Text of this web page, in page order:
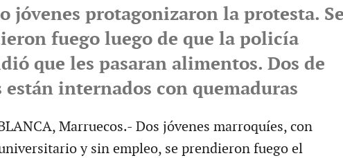
jóvenes protagonizaron la protesta. Se
fuego luego de que la policía
que les pasaran alimentos. Dos de
están internados con quemaduras
Marruecos.- Dos jóvenes marroquíes, con
y sin empleo, se prendieron fuego el